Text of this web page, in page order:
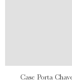
Case Porta